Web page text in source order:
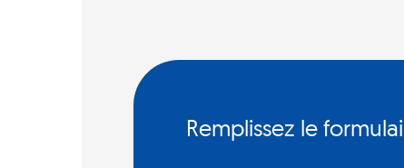
Remplissez le